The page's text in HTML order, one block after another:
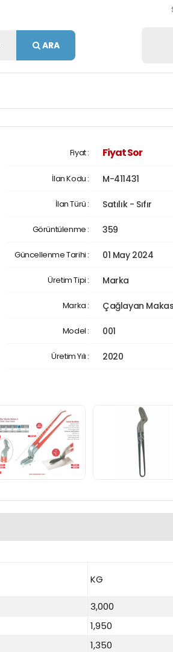
ARA
Fiyat : Fiyat Sor
İlan Kodu : M-411431
İlan Türü : Satılık - Sıfır
Görüntülenme : 359
Güncellenme Tarihi : 01 May 2024
Üretim Tipi : Marka
Marka : Çağlayan
Model : 001
Üretim Yılı : 2020
KG
3,000
1,950
1,350